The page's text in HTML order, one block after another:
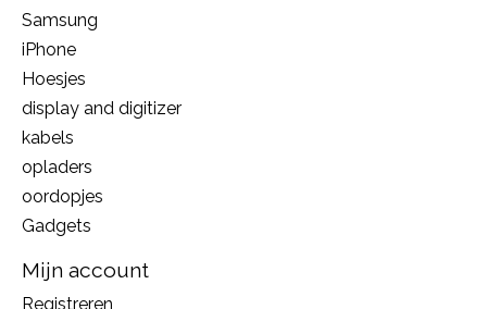
Samsung
iPhone
Hoesjes
display and digitizer
kabels
opladers
oordopjes
Gadgets
Mijn account
Registreren